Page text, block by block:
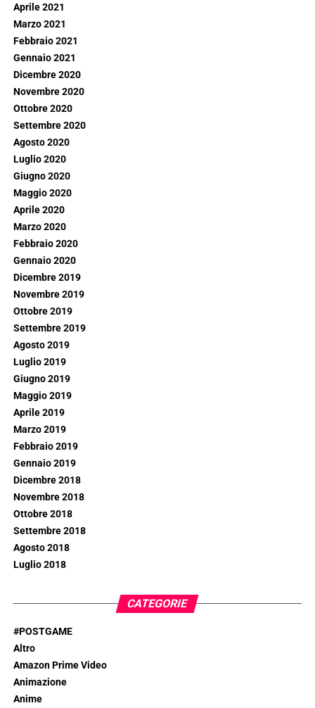
Aprile 2021
Marzo 2021
Febbraio 2021
Gennaio 2021
Dicembre 2020
Novembre 2020
Ottobre 2020
Settembre 2020
Agosto 2020
Luglio 2020
Giugno 2020
Maggio 2020
Aprile 2020
Marzo 2020
Febbraio 2020
Gennaio 2020
Dicembre 2019
Novembre 2019
Ottobre 2019
Settembre 2019
Agosto 2019
Luglio 2019
Giugno 2019
Maggio 2019
Aprile 2019
Marzo 2019
Febbraio 2019
Gennaio 2019
Dicembre 2018
Novembre 2018
Ottobre 2018
Settembre 2018
Agosto 2018
Luglio 2018
CATEGORIE
#POSTGAME
Altro
Amazon Prime Video
Animazione
Anime